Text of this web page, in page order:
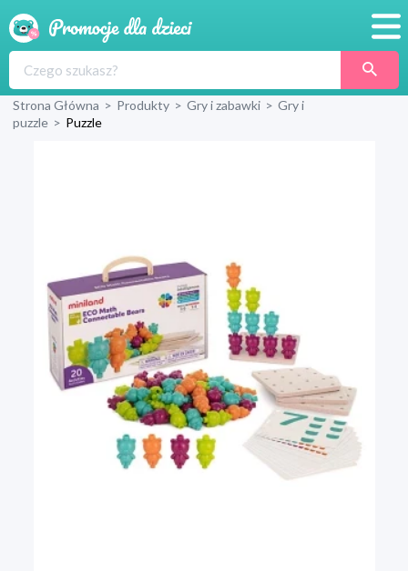
Produkty
Strona Główna > Produkty > Gry i zabawki > Gry i
puzzle > Puzzle